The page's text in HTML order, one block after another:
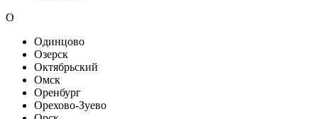
О
Одинцово
Озерск
Октябрьский
Омск
Оренбург
Орехово-Зуево